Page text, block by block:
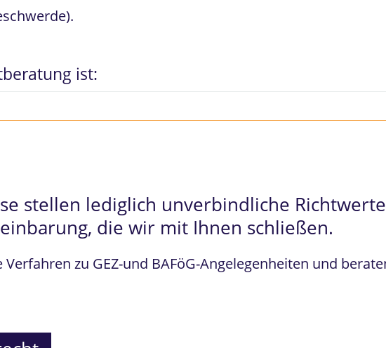
ist:
stellen lediglich unverbindliche
die wir mit Ihnen schließen.
zu GEZ-und BAFöG-Angelegenheiten und